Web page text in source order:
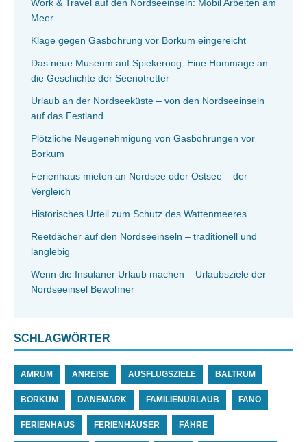
Work & Travel auf den Nordseeinseln: Mobil Arbeiten am
Meer
Klage gegen Gasbohrung vor Borkum eingereicht
Das neue Museum auf Spiekeroog: Eine Hommage an
die Geschichte der Seenotretter
Urlaub an der Nordseeküste – von den Nordseeinseln
auf das Festland
Plötzliche Neugenehmigung von Gasbohrungen vor
Borkum
Ferienhaus mieten an Nordsee oder Ostsee – der
Vergleich
Historisches Urteil zum Schutz des Wattenmeeres
Reetdächer auf den Nordseeinseln – traditionell und
langlebig
Wenn die Insulaner Urlaub machen – Urlaubsziele der
Nordseeinsel Bewohner
SCHLAGWÖRTER
AMRUM ANREISE AUSFLUGSZIELE BALTRUM
BORKUM DÄNEMARK FAMILIENURLAUB FANÖ
FERIENHAUS FERIENHÄUSER FÄHRE